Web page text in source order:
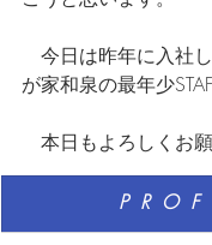
今日は昨年に入社
が家和泉の最年少
本日もよろしくお
​P  R  O  F